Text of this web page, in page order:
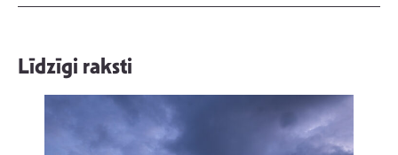
Līdzīgi raksti